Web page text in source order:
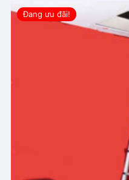
Đang ưu đãi!